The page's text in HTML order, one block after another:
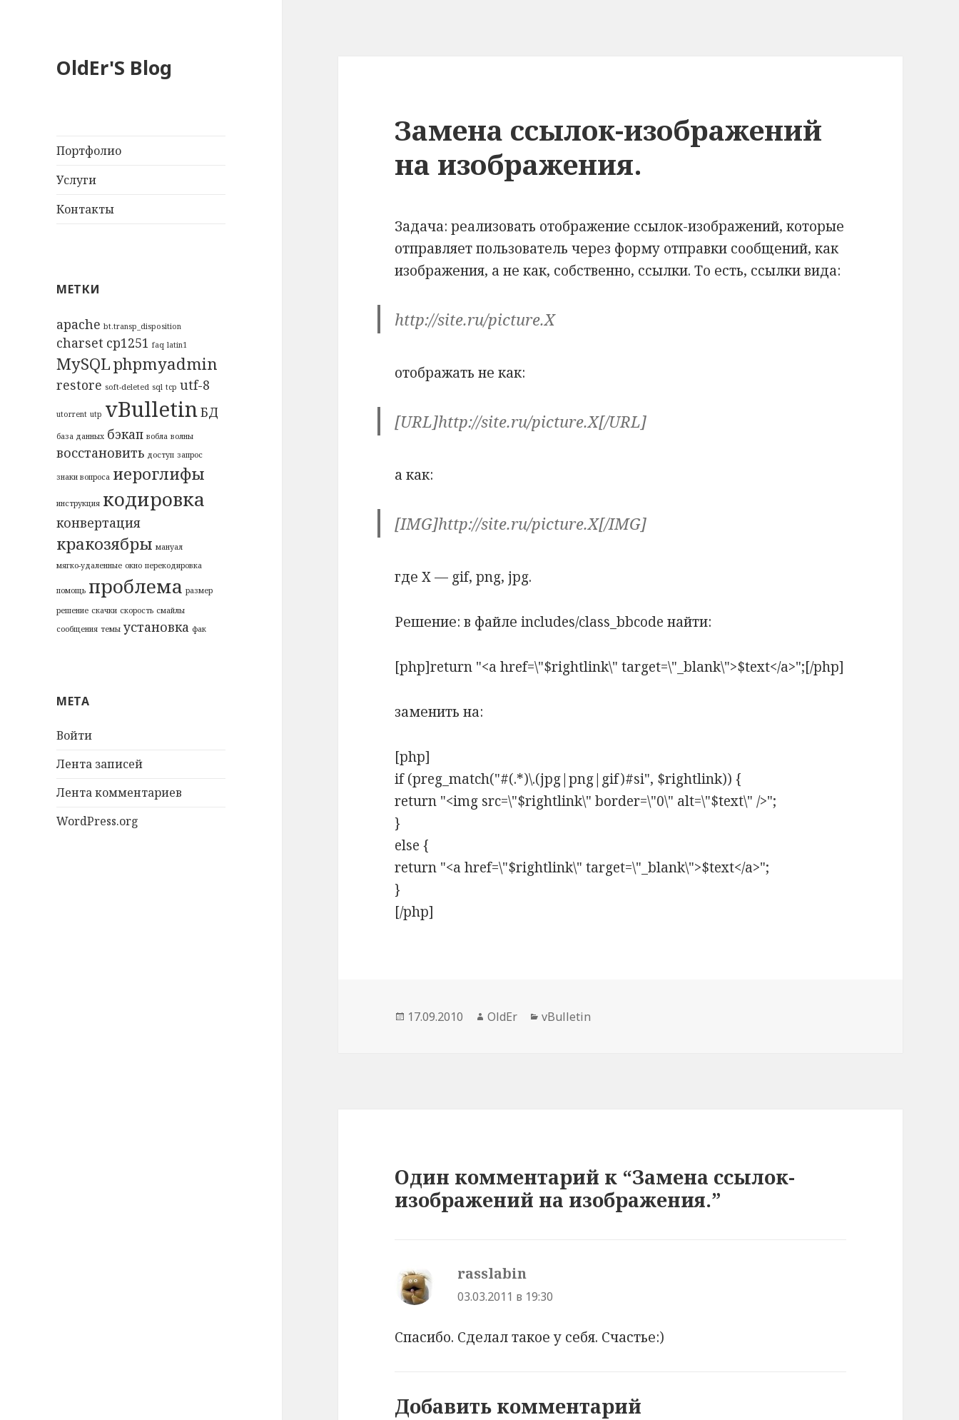
OldEr'S Blog
Портфолио
Услуги
Контакты
МЕТКИ
apache bt.transp_disposition
charset cp1251 faq latin1
MySQLphpmyadmin
restore soft-deleted sql tcp utf-8
utorrent utp vBulletinБД
база данных бэкап вобла волны
восстановить доступ запрос
знаки вопроса иероглифы
инструкция кодировка
конвертация
кракозябры мануал
мягко-удаленные окно перекодировка
помощь проблема размер
решение скачки скорость смайлы
сообщения темы установка фак
МЕТА
Войти
Лента записей
Лента комментариев
WordPress.org
Замена ссылок-изображений
на изображения.
Задача: реализовать отображение ссылок-изображений, которые
отправляет пользователь через форму отправки сообщений, как
изображения, а не как, собственно, ссылки. То есть, ссылки вида:
http://site.ru/picture.X
отображать не как:
[URL]http://site.ru/picture.X[/URL]
а как:
[IMG]http://site.ru/picture.X[/IMG]
где X — gif, png, jpg.
Решение: в файле includes/class_bbcode найти:
[php]return "<a href=\"$rightlink\" target=\"_blank\">$text</a>";[/php]
заменить на:
[php]
if (preg_match("#(.*)\.(jpg|png|gif)#si", $rightlink)) {
return "<img src=\"$rightlink\" border=\"0\" alt=\"$text\" />";
}
else {
return "<a href=\"$rightlink\" target=\"_blank\">$text</a>";
}
[/php]
Опубликовано
17.09.2010 Автор
OldEr Рубрики
vBulletin
Один комментарий к “Замена ссылок-
изображений на изображения.”
rasslabin
03.03.2011 в 19:30
Спасибо. Сделал такое у себя. Счастье:)
Добавить комментарий